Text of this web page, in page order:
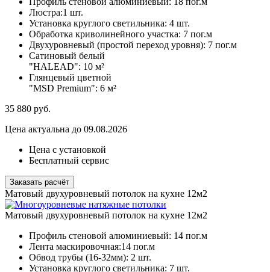
Люстра:1 шт.
Установка круглого светильника: 4 шт.
Обработка криволинейного участка: 7 пог.м
Двухуровневый (простой переход уровня): 7 пог.м
Сатиновый белый
"HALEAD": 10 м²
Глянцевый цветной
"MSD Premium": 6 м²
35 880 руб.
Цена актуальна до 09.08.2026
Цена с установкой
Бесплатный сервис
Заказать расчёт
Матовый двухуровневый потолок на кухне 12м2
Матовый двухуровневый потолок на кухне 12м2
Профиль стеновой алюминиевый: 14 пог.м
Лента маскировочная:14 пог.м
Обвод трубы (16-32мм): 2 шт.
Установка круглого светильника: 7 шт.